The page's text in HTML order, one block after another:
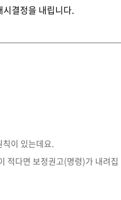
결정을 내립니다.
이 있는데요.
적다면 보정권고(명령)가 내려집